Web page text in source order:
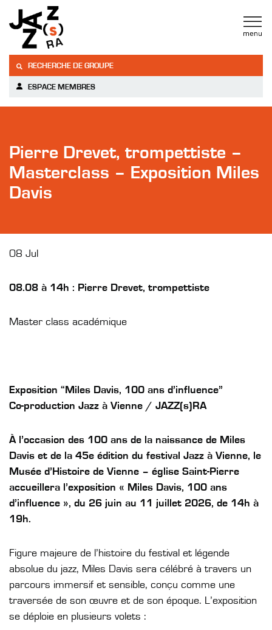
RECHERCHE DE GROUPE
ESPACE MEMBRES
Pierre Drevet, trompettiste –
Masterclass – Exposition Miles
Davis
08 Jul
08.08 à 14h : Pierre Drevet, trompettiste
Master class académique
Exposition “Miles Davis, 100 ans d’influence”
Co-production Jazz à Vienne / JAZZ(s)RA
À l’occasion des 100 ans de la naissance de Miles
Davis et de la 45e édition du festival Jazz à Vienne, le
Musée d’Histoire de Vienne – église Saint-Pierre
accueillera l’exposition « Miles Davis, 100 ans
d’influence », du 26 juin au 11 juillet 2026, de 14h à
19h.
Figure majeure de l’histoire du festival et légende
absolue du jazz, Miles Davis sera célébré à travers un
parcours immersif et sensible, conçu comme une
traversée de son œuvre et de son époque. L’exposition
se déploie en plusieurs volets :